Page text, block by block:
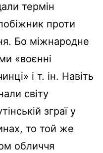
термін
проти
Бо міжнародне
«воєнні
і т. ін. Навіть
світу
зграї у
то той же
обличчя